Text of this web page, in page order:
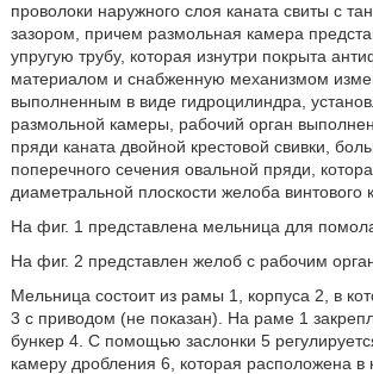
проволоки наружного слоя каната свиты с
зазором, причем размольная камера
упругую трубу, которая изнутри покрыта
материалом и снабженную механизмом
выполненным в виде гидроцилиндра,
размольной камеры, рабочий орган
пряди каната двойной крестовой свивки,
поперечного сечения овальной пряди,
диаметральной плоскости желоба винтового
На фиг. 1 представлена мельница для
На фиг. 2 представлен желоб с рабочим
Мельница состоит из рамы 1, корпуса 2, в
3 с приводом (не показан). На раме 1
бункер 4. С помощью заслонки 5
камеру дробления 6, которая расположена в